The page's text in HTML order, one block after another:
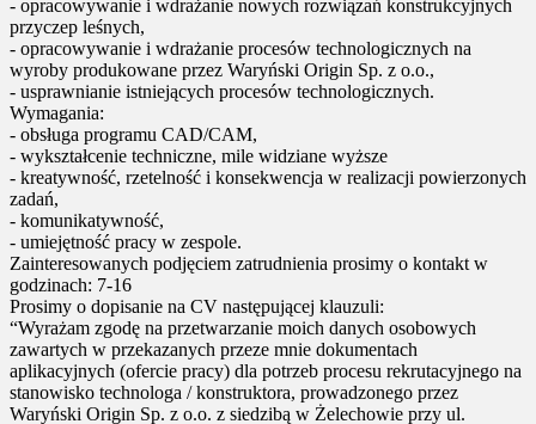
- opracowywanie i wdrażanie nowych rozwiązań konstrukcyjnych
przyczep leśnych,
- opracowywanie i wdrażanie procesów technologicznych na
wyroby produkowane przez Waryński Origin Sp. z o.o.,
- usprawnianie istniejących procesów technologicznych.
Wymagania:
- obsługa programu CAD/CAM,
- wykształcenie techniczne, mile widziane wyższe
- kreatywność, rzetelność i konsekwencja w realizacji powierzonych
zadań,
- komunikatywność,
- umiejętność pracy w zespole.
Zainteresowanych podjęciem zatrudnienia prosimy o kontakt w
godzinach: 7-16
Prosimy o dopisanie na CV następującej klauzuli:
“Wyrażam zgodę na przetwarzanie moich danych osobowych
zawartych w przekazanych przeze mnie dokumentach
aplikacyjnych (ofercie pracy) dla potrzeb procesu rekrutacyjnego na
stanowisko technologa / konstruktora, prowadzonego przez
Waryński Origin Sp. z o.o. z siedzibą w Żelechowie przy ul.